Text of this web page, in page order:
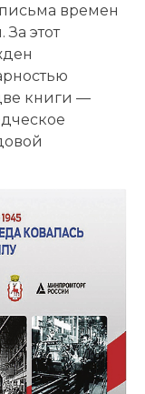
времен
этот
книги —